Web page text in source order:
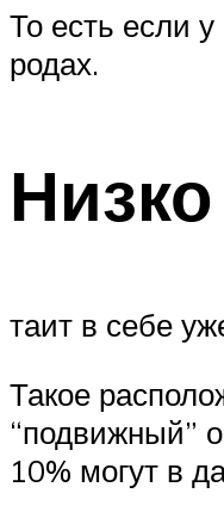
То есть если
родах.
таит в себе
Такое
“подвижный”
10% могут в